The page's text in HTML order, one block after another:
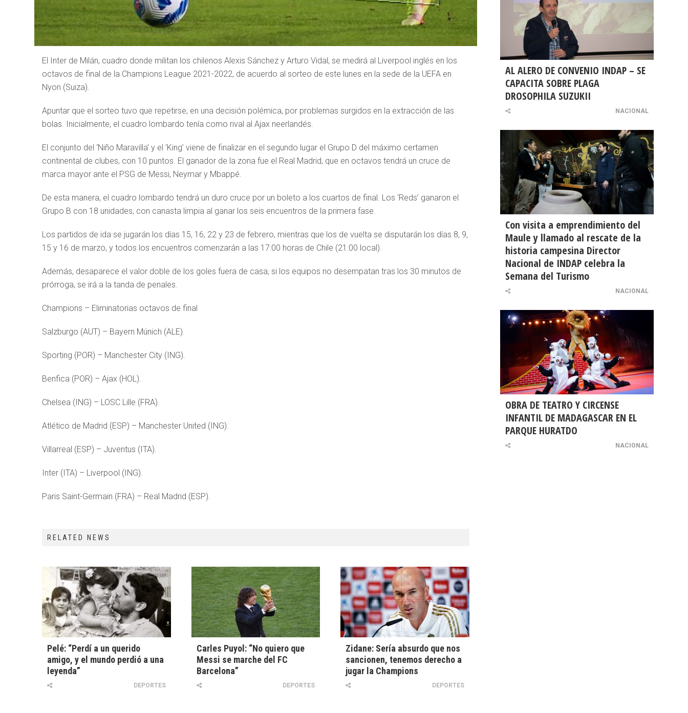
El Inter de Milán, cuadro donde militan los chilenos Alexis Sánchez y Arturo Vidal, se medirá al Liverpool inglés en los
octavos de final de la Champions League 2021-2022, de acuerdo al sorteo de este lunes en la sede de la UEFA en
Nyon (Suiza).
Apuntar que el sorteo tuvo que repetirse, en una decisión polémica, por problemas surgidos en la extracción de las
bolas. Inicialmente, el cuadro lombardo tenía como rival al Ajax neerlandés.
El conjunto del ‘Niño Maravilla’ y el ‘King’ viene de finalizar en el segundo lugar el Grupo D del máximo certamen
continental de clubes, con 10 puntos. El ganador de la zona fue el Real Madrid, que en octavos tendrá un cruce de
marca mayor ante el PSG de Messi, Neymar y Mbappé.
De esta manera, el cuadro lombardo tendrá un duro cruce por un boleto a los cuartos de final. Los ‘Reds’ ganaron el
Grupo B con 18 unidades, con canasta limpia al ganar los seis encuentros de la primera fase.
Los partidos de ida se jugarán los días 15, 16, 22 y 23 de febrero, mientras que los de vuelta se disputarán los días 8, 9,
15 y 16 de marzo, y todos los encuentros comenzarán a las 17:00 horas de Chile (21:00 local).
Además, desaparece el valor doble de los goles fuera de casa; si los equipos no desempatan tras los 30 minutos de
prórroga, se irá a la tanda de penales.
Champions – Eliminatorias octavos de final
Salzburgo (AUT) – Bayern Múnich (ALE).
Sporting (POR) – Manchester City (ING).
Benfica (POR) – Ajax (HOL).
Chelsea (ING) – LOSC Lille (FRA).
Atlético de Madrid (ESP) – Manchester United (ING).
Villarreal (ESP) – Juventus (ITA).
Inter (ITA) – Liverpool (ING).
Paris Saint-Germain (FRA) – Real Madrid (ESP).
RELATED NEWS
Pelé: “Perdí a un querido
amigo, y el mundo perdió a una
leyenda”
DEPORTES
Carles Puyol: “No quiero que
Messi se marche del FC
Barcelona”
DEPORTES
Zidane: Sería absurdo que nos
sancionen, tenemos derecho a
jugar la Champions
DEPORTES
AL ALERO DE CONVENIO INDAP – SE
CAPACITA SOBRE PLAGA
DROSOPHILA SUZUKII
NACIONAL
Con visita a emprendimiento del
Maule y llamado al rescate de la
historia campesina Director
Nacional de INDAP celebra la
Semana del Turismo
NACIONAL
OBRA DE TEATRO Y CIRCENSE
INFANTIL DE MADAGASCAR EN EL
PARQUE HURATDO
NACIONAL